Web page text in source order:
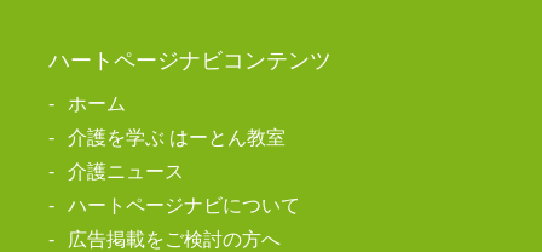
ハートページナビコンテンツ
ホーム
介護を学ぶ はーとん教室
介護ニュース
ハートページナビについて
広告掲載をご検討の方へ